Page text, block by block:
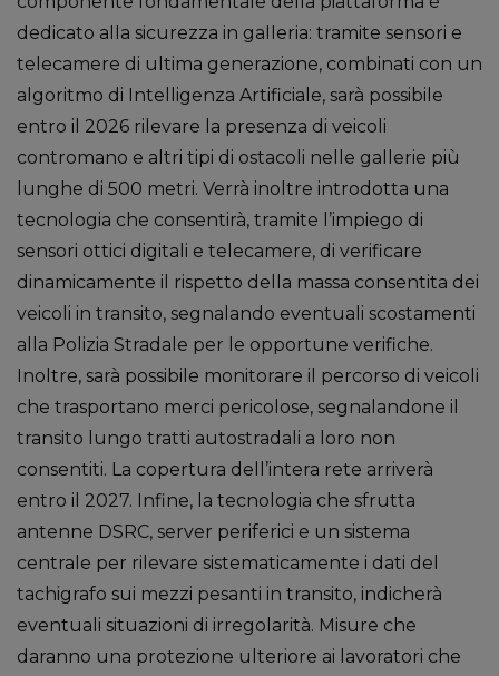
dedicato alla sicurezza in galleria: tramite sensori e
telecamere di ultima generazione, combinati con un
algoritmo di Intelligenza Artificiale, sarà possibile
entro il 2026 rilevare la presenza di veicoli
contromano e altri tipi di ostacoli nelle gallerie più
lunghe di 500 metri. Verrà inoltre introdotta una
tecnologia che consentirà, tramite l’impiego di
sensori ottici digitali e telecamere, di verificare
dinamicamente il rispetto della massa consentita dei
veicoli in transito, segnalando eventuali scostamenti
alla Polizia Stradale per le opportune verifiche.
Inoltre, sarà possibile monitorare il percorso di veicoli
che trasportano merci pericolose, segnalandone il
transito lungo tratti autostradali a loro non
consentiti. La copertura dell’intera rete arriverà
entro il 2027. Infine, la tecnologia che sfrutta
antenne DSRC, server periferici e un sistema
centrale per rilevare sistematicamente i dati del
tachigrafo sui mezzi pesanti in transito, indicherà
eventuali situazioni di irregolarità. Misure che
daranno una protezione ulteriore ai lavoratori che